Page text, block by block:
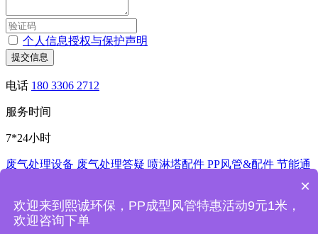
个人信息授权与保护声明
提交信息
电话 180 3306 2712
服务时间
7*24小时
废气处理设备 废气处理答疑 喷淋塔配件 PP风管&配件 节能通
熙诚环保废气处理设备喷淋塔厂家主要产品：PP喷淋塔,洗涤
×
欢迎来到熙诚环保，PP成型风管特惠活动9元1米，
欢迎咨询下单